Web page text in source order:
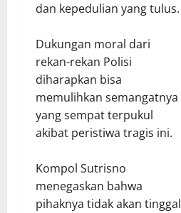
dan kepedulian yang tulus.
Dukungan moral dari
rekan-rekan Polisi
diharapkan bisa
memulihkan semangatnya
yang sempat terpukul
akibat peristiwa tragis ini.
Kompol Sutrisno
menegaskan bahwa
pihaknya tidak akan tinggal